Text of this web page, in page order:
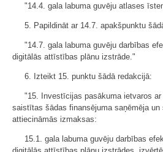
"14.4. gala labuma guvēju atlases
5. Papildināt ar 14.7. apakšpunktu
"14.7. gala labuma guvēju darbības
digitālās attīstības plānu izstrāde."
6. Izteikt 15. punktu šādā redakcijā:
"15. Investīcijas pasākuma ietvaros
saistītas šādas finansējuma saņēmēja un
attiecināmās izmaksas:
15.1. gala labuma guvēju darbības